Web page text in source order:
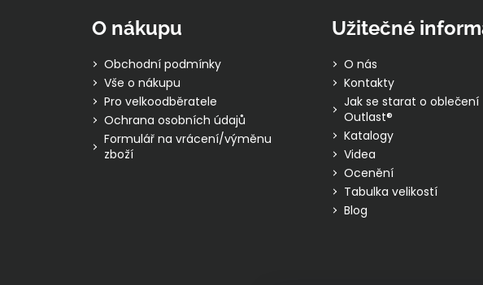
O nákupu
Obchodní podmínky
Vše o nákupu
Pro velkoodběratele
Ochrana osobních údajů
Formulář na vrácení/výměnu
zboží
Užitečné
O nás
Kontakty
Jak se starat o oblečení
Outlast®
Katalogy
Videa
Ocenění
Tabulka velikostí
Blog